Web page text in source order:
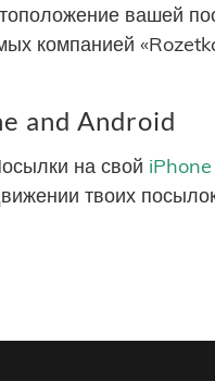
вашей
компанией
and Android
на свой iPhone
твоих